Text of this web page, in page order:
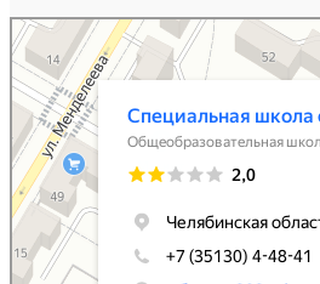
Специальная школа открытого типа № 202
Общеобразовательная школа в Озёрске